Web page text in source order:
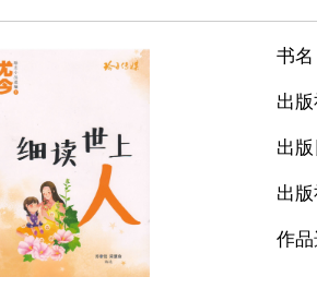
书
出
出
出
作